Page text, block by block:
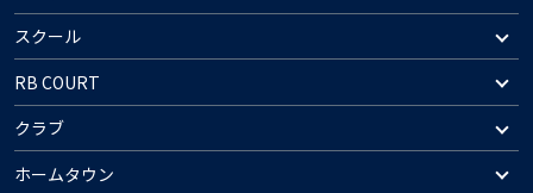
スクール
RB COURT
クラブ
ホームタウン